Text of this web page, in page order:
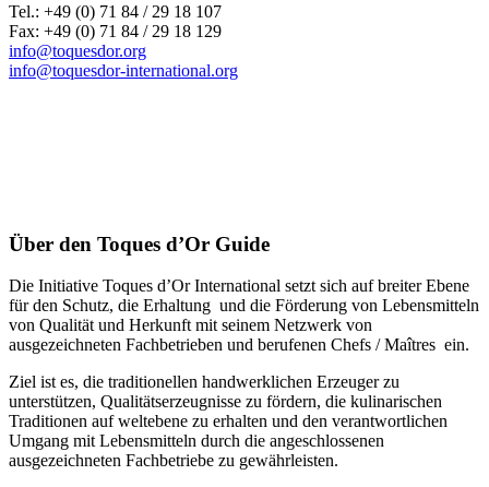
Tel.: +49 (0) 71 84 / 29 18 107
Fax: +49 (0) 71 84 / 29 18 129
info@toquesdor.org
info@toquesdor-international.org
Über den Toques d’Or Guide
Die Initiative Toques d’Or International setzt sich auf breiter Ebene
für den Schutz, die Erhaltung und die Förderung von Lebensmitteln
von Qualität und Herkunft mit seinem Netzwerk von
ausgezeichneten Fachbetrieben und berufenen Chefs / Maîtres ein.
Ziel ist es, die traditionellen handwerklichen Erzeuger zu
unterstützen, Qualitätserzeugnisse zu fördern, die kulinarischen
Traditionen auf weltebene zu erhalten und den verantwortlichen
Umgang mit Lebensmitteln durch die angeschlossenen
ausgezeichneten Fachbetriebe zu gewährleisten.